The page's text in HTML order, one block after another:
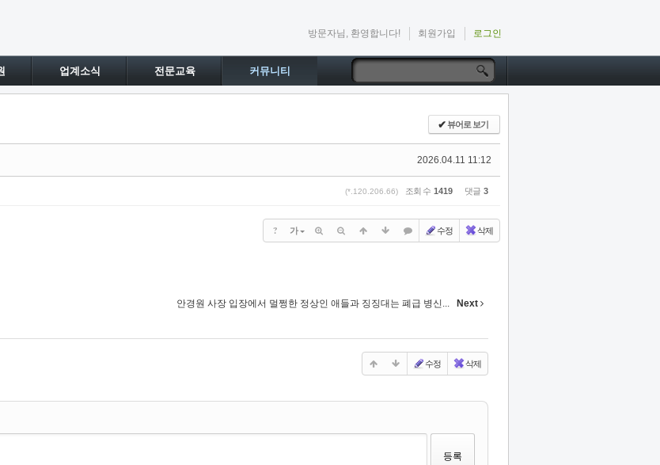
방문자님, 환영합니다! 회원가입 로그인
업계소식 전문교육 커뮤니티
✔뷰어로 보기
2026.04.11 11:12
(*.120.206.66) 조회 수 1419 댓글 3
? 가 수정 삭제
안경원 사장 입장에서 멀쩡한 정상인 애들과 징징대는 폐급 병신... Next
수정 삭제